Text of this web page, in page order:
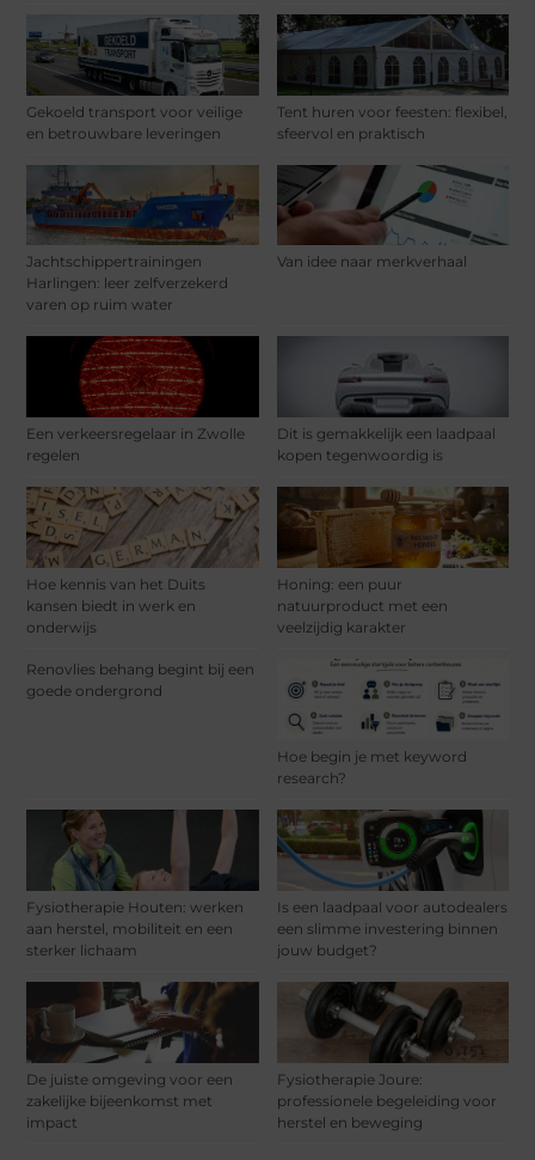
Gekoeld transport voor veilige
en betrouwbare leveringen
Tent huren voor feesten: flexibel,
sfeervol en praktisch
Jachtschippertrainingen
Harlingen: leer zelfverzekerd
varen op ruim water
Van idee naar merkverhaal
Een verkeersregelaar in Zwolle
regelen
Dit is gemakkelijk een laadpaal
kopen tegenwoordig is
Hoe kennis van het Duits
kansen biedt in werk en
onderwijs
Honing: een puur
natuurproduct met een
veelzijdig karakter
Renovlies behang begint bij een
goede ondergrond
Hoe begin je met keyword
research?
Fysiotherapie Houten: werken
aan herstel, mobiliteit en een
sterker lichaam
Is een laadpaal voor autodealers
een slimme investering binnen
jouw budget?
De juiste omgeving voor een
zakelijke bijeenkomst met
impact
Fysiotherapie Joure:
professionele begeleiding voor
herstel en beweging